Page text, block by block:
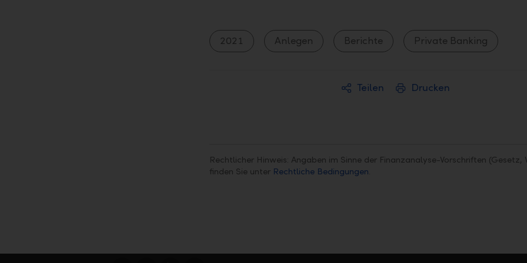
2021 Anlegen Berichte Private Banking
Teilen Drucken
Rechtlicher Hinweis: Angaben im Sinne der Finanzanalyse-Vorschriften (Gesetz,
finden Sie unter Rechtliche Bedingungen.